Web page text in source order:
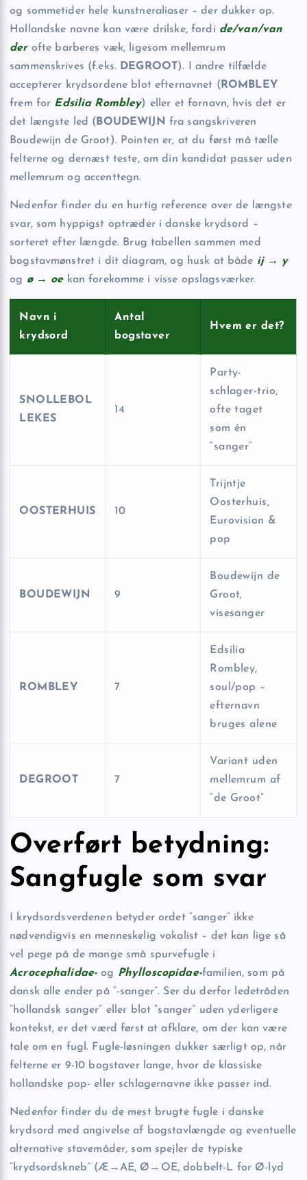
og sommetider hele kunstner­aliaser – der dukker op.
Hollandske navne kan være drilske, fordi de/van/van
derofte barberes væk, ligesom mellemrum
sammenskrives (f.eks.
DEGROOT). I andre tilfælde
accepterer krydsordene blot efternavnet ( ROMBLEY
frem for Edsilia Rombley) eller et fornavn, hvis det er
det længste led ( BOUDEWIJN fra sangskriveren
Boudewijn de Groot). Pointen er, at du først må tælle
felterne og dernæst teste, om din kandidat passer uden
mellemrum og accenttegn.
Nedenfor finder du en hurtig reference over de længste
svar, som hyppigst optræder i danske krydsord –
sorteret efter længde. Brug tabellen sammen med
bogstav­mønstret i dit diagram, og husk at både ij → y
og ø → oekan forekomme i visse opslagsværker.
Navn i
krydsord
Antal
bogstaver
Hvem er det?
SNOLLEBOL
LEKES
14
Party-
schlager-trio,
ofte taget
som én
“sanger”
OOSTERHUIS 10
Trijntje
Oosterhuis,
Eurovision &
pop
BOUDEWIJN 9
Boudewijn de
Groot,
visesanger
ROMBLEY 7
Edsilia
Rombley,
soul/pop –
efternavn
bruges alene
DEGROOT 7
Variant uden
mellemrum af
“de Groot”
Overført betydning:
Sangfugle som svar
I krydsordsverdenen betyder ordet “sanger” ikke
nødvendigvis en menneskelig vokalist – det kan lige så
vel pege på de mange små spurvefugle i
Acrocephalidae- og Phylloscopidae-familien, som på
dansk alle ender på “-sanger”. Ser du derfor ledetråden
“hollandsk sanger” eller blot “sanger” uden yderligere
kontekst, er det værd først at afklare, om der kan være
tale om en fugl. Fugle-løsningen dukker særligt op, når
felterne er 9-10 bogstaver lange, hvor de klassiske
hollandske pop- eller schlagernavne ikke passer ind.
Nedenfor finder du de mest brugte fugle i danske
krydsord med angivelse af bogstavlængde og eventuelle
alternative stavemåder, som spejler de typiske
“krydsordskneb” (Æ→AE, Ø→OE, dobbelt-L for Ø-lyd